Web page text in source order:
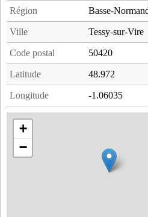
Région Basse-
Ville Tessy-sur-Vire
Code postal 50420
Latitude 48.972
Longitude -1.06035
+
−